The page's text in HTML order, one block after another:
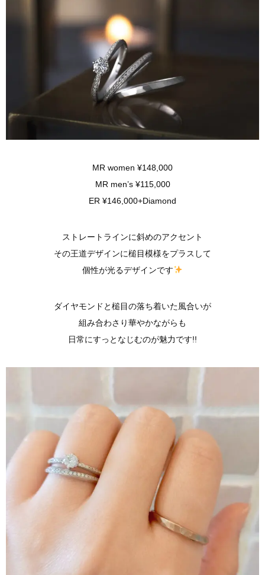
MR women ¥148,000
MR men’s ¥115,000
ER ¥146,000+Diamond
ストレートラインに斜めのアクセント
その王道デザインに槌目模様をプラスして
個性が光るデザインです
ダイヤモンドと槌目の落ち着いた風合いが
組み合わさり華やかながらも
日常にすっとなじむのが魅力です!!